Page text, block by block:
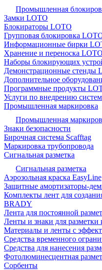
Промышленная
Замки LOTO
Блокираторы LOTO
Групповая блокировка
Информационные бирки
Хранение и переноска LOTO
Наборы блокирующих
Демонстрационные стенды
Дополнительное
Программные продукты
Услуги по внедрению
Промышленная маркировка
Промышленная
Знаки безопасности
Бирочная система Scafftag
Маркировка трубопровода
Сигнальная разметка
Сигнальная разметка
Аэрозольная краска EasyLine
Защитные амортизаторы-
Комплекты лент для
BRADY
Лента для постоянной
Ленты и знаки для разметки
Материалы и ленты с
Средства временного
Средства для нанесения
Фотолюминесцентная
Сорбенты